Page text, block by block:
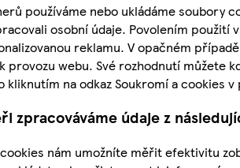
používáme nebo ukládáme soubory
osobní údaje. Povolením použití
reklamu. V opačném
provozu webu. Své rozhodnutí můžete
kliknutím na odkaz Soukromí a cookies
zpracováváme údaje z
nám umožníte měřit efektivitu